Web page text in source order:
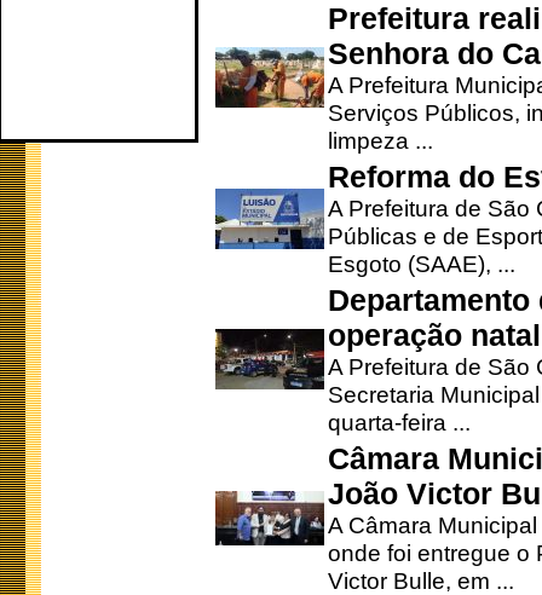
Prefeitura
Senhora do
A Prefeitura
Serviços Públicos,
limpeza ...
Reforma do
A Prefeitura de São
Públicas e de
Esgoto (SAAE), ...
operação
A Prefeitura de São
Secretaria
quarta-feira ...
Câmara
João Victor
A Câmara
onde foi entregue o
Victor Bulle, em ...